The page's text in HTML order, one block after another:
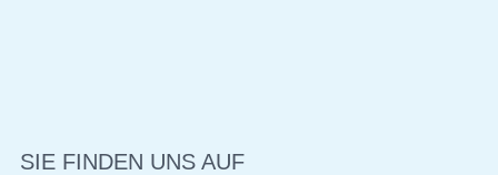
SIE FINDEN UNS AUF